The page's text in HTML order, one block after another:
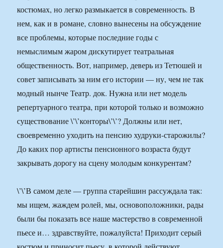
костюмах, но легко размыкается в современность. В
нем, как и в романе, словно вынесены на обсуждение
все проблемы, которые последние годы с
немыслимым жаром дискутирует театральная
общественность. Вот, например, деверь из Тетюшей и
совет записывать за ним его истории — ну, чем не так
модный нынче Театр. док. Нужна или нет модель
репертуарного театра, при которой только и возможно
существование \’\’конторы\’\’? Должны или нет,
своевременно уходить на пенсию худруки-старожилы?
До каких пор артисты пенсионного возраста будут
закрывать дорогу на сцену молодым конкурентам?
\’\’В самом деле — группа старейшин рассуждала так:
мы ищем, жаждем ролей, мы, основоположники, рады
были бы показать все наше мастерство в современной
пьесе и… здравствуйте, пожалуйста! Приходит серый